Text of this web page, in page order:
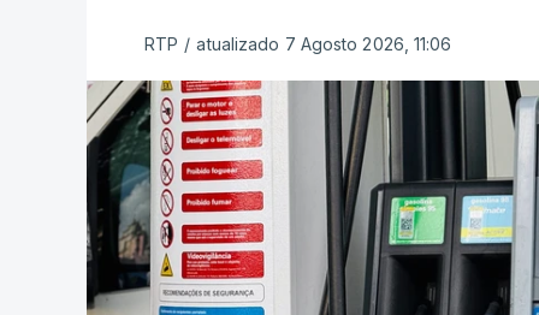
RTP / atualizado 7 Agosto 2026, 11:06